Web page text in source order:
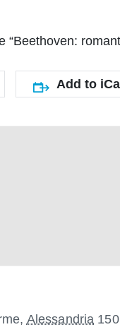
Add to
, Alessandria